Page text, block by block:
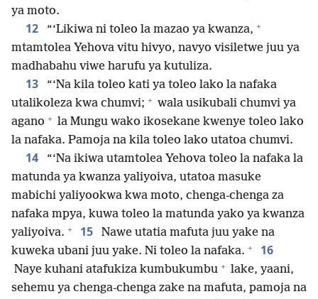
ya moto.
12 “‘Likiwa ni toleo la mazao ya kwanza, +
mtamtolea Yehova vitu hivyo, navyo visiletwe juu ya
madhabahu viwe harufu ya kutuliza.
13
“‘Na kila toleo kati ya toleo lako la nafaka
utalikoleza kwa chumvi; + wala usikubali chumvi ya
agano + la Mungu wako ikosekane kwenye toleo lako
la nafaka. Pamoja na kila toleo lako utatoa chumvi.
14
“‘Na ikiwa utamtolea Yehova toleo la nafaka la
matunda ya kwanza yaliyoiva, utatoa masuke
mabichi yaliyookwa kwa moto, chenga-chenga za
nafaka mpya, kuwa toleo la matunda yako ya kwanza
yaliyoiva. + 15
Nawe utatia mafuta juu yake na
kuweka ubani juu yake. Ni toleo la nafaka. + 16
Naye kuhani atafukiza kumbukumbu + lake, yaani,
sehemu ya chenga-chenga zake na mafuta, pamoja na